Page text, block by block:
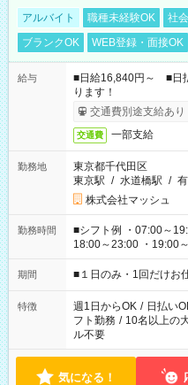
アルバイト 職種未経験OK 社
ブランクOK
WEB登録・面接OK
給与
■日給16,840円～ ■日
ります！
交通費別途支給あり
交通費 一部支給
勤務地
東京都千代田区
東京駅 / 水道橋駅 /
株式会社マッシュ
勤務時間
■シフト例 ・07:00～
18:00～23:00 ・19:00
etc ★最短で3時間で5,120円のお仕事から 15時間で2万円近く稼
げるお仕事も！ ご希望のお時間に合わせてご紹介！ ※シフトは
ください！
期間 ■１日のみ・1回だけお
特徴 週1日からOK / 日払い
フト勤務 / 10名以上の
ル不要
気になる！